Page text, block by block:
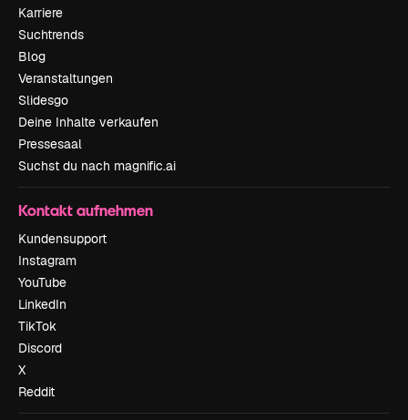
Karriere
Suchtrends
Blog
Veranstaltungen
Slidesgo
Deine Inhalte verkaufen
Pressesaal
Suchst du nach magnific.ai
Kontakt aufnehmen
Kundensupport
Instagram
YouTube
LinkedIn
TikTok
Discord
X
Reddit